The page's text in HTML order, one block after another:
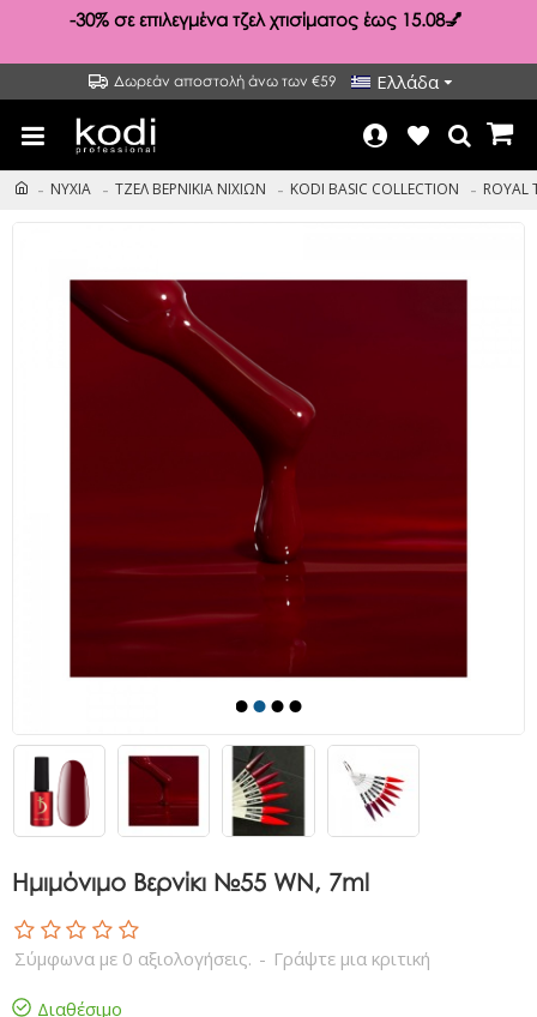
-30% σε επιλεγμένα τζελ χτισίματος έως 15.08💅
Δωρεάν αποστολή άνω των €59 Ελλάδα
ΝΥΧΙΑ ΤΖΕΛ ΒΕΡΝΙΚΙΑ ΝΙΧΙΩΝ KODI BASIC COLLECTION ROYAL
Ημιμόνιμο Βερνίκι №55 WN, 7ml
Διαθέσιμο
Σύμφωνα με 0 αξιολογήσεις. - Γράψτε μια κριτική